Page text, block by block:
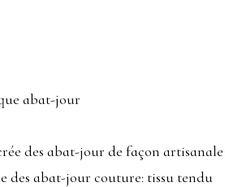
des abat-jour de façon artisanale
des abat-jour couture: tissu tendu